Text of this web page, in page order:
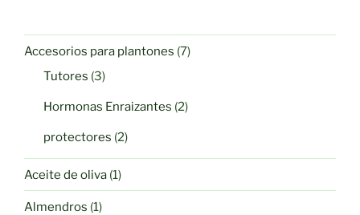
Accesorios para plantones 77
Tutores 33
Hormonas Enraizantes 22
protectores 22
productos
Aceite de oliva 11
producto
Almendros 11